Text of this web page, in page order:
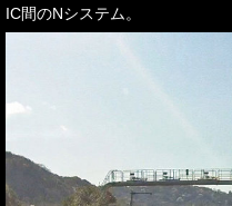
IC間のNシステム。